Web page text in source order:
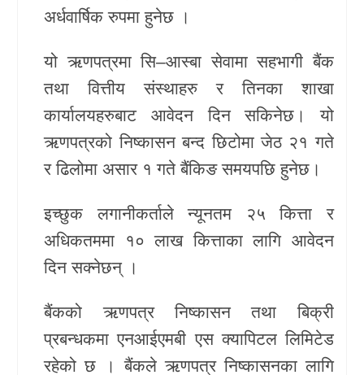
अर्धवार्षिक रुपमा हुनेछ ।
यो ऋणपत्रमा सि–आस्बा सेवामा सहभागी बैंक
तथा वित्तीय संस्थाहरु र तिनका शाखा
कार्यालयहरुबाट आवेदन दिन सकिनेछ। यो
ऋणपत्रको निष्कासन बन्द छिटोमा जेठ २१ गते
र ढिलोमा असार १ गते बैंकिङ समयपछि हुनेछ।
इच्छुक लगानीकर्ताले न्यूनतम २५ कित्ता र
अधिकतममा १० लाख कित्ताका लागि आवेदन
दिन सक्नेछन् ।
बैंकको ऋणपत्र निष्कासन तथा बिक्री
प्रबन्धकमा एनआईएमबी एस क्यापिटल लिमिटेड
रहेको छ । बैंकले ऋणपत्र निष्कासनका लागि